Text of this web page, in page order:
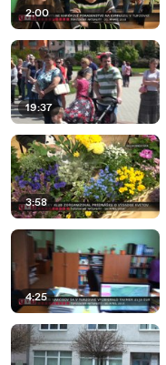
2:00
19:37
3:58
4:25